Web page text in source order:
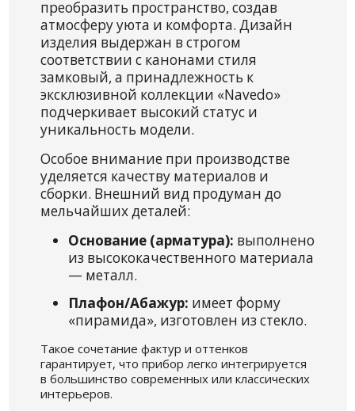
преобразить пространство, создав
атмосферу уюта и комфорта. Дизайн
изделия выдержан в строгом
соответствии с канонами стиля
замковый, а принадлежность к
эксклюзивной коллекции «Navedo»
подчеркивает высокий статус и
уникальность модели.
Особое внимание при производстве
уделяется качеству материалов и
сборки. Внешний вид продуман до
мельчайших деталей:
Основание (арматура): выполнено
из высококачественного материала
— металл.
Плафон/Абажур: имеет форму
«пирамида», изготовлен из стекло.
Такое сочетание фактур и оттенков
гарантирует, что прибор легко интегрируется
в большинство современных или классических
интерьеров.